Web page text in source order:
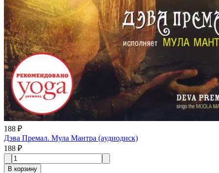
188 ₽
Дэва Премал. Мула Мантра (aудиодиск)
188 ₽
В корзину